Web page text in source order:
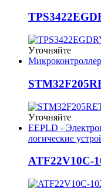
Уточняйте
Уточняйте
EEPLD -
логические
ATF22V10C-